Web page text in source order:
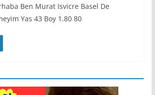
Ben Murat Isvicre Basel De
Yas 43 Boy 1.80 80